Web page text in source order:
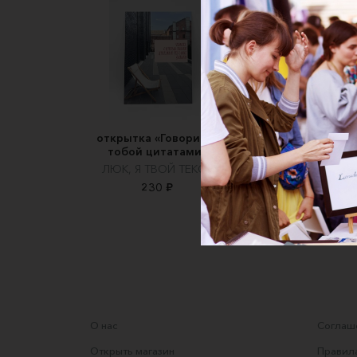
открытка «Говорим с
тобой цитатами»
ЛЮК, Я ТВОЙ ТЕКСТ
230 ₽
Открытка "Синие
ирисы на
фоне"
Александра
100 ₽
О нас
Открыть магазин